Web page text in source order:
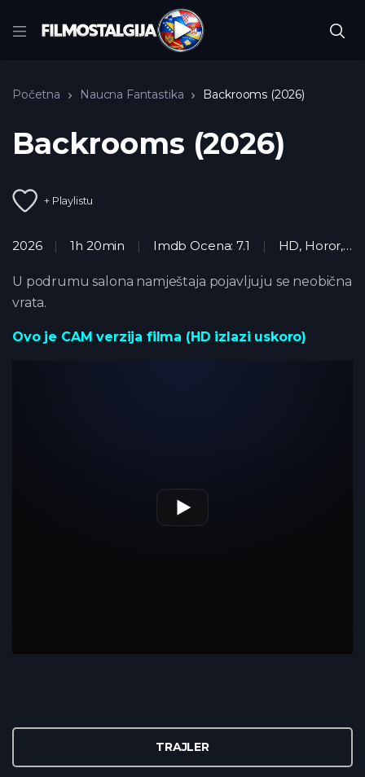
Početna Naucna Fantastika Backrooms (2026)
TRAJLER
Backrooms (2026)
+ Playlistu
2026 1h 20min Imdb Ocena: 7.1 HD, Horor,
U podrumu salona namještaja pojavljuju se neobična
vrata.
Ovo je CAM verzija filma (HD izlazi uskoro)